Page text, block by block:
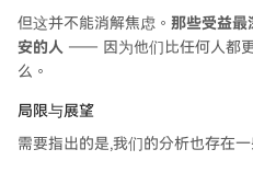
但这并不能消解焦虑。 那些受益最
安的人 —— 因为他们比任何人都
么。
局限与展望
需要指出的是,我们的分析也存在